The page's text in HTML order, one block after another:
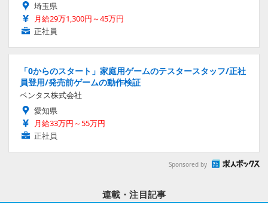
埼玉県
月給29万1,300円～45万円
正社員
「0からのスタート」家庭用ゲームのテスタースタッフ/正社
員登用/発売前ゲームの動作検証
ベンタス株式会社
愛知県
月給33万円～55万円
正社員
Sponsored by
連載・注目記事